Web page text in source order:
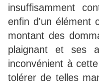
insuffisamment
enfin d'un élément
montant des
plaignant et ses
inconvénient à
tolérer de telles